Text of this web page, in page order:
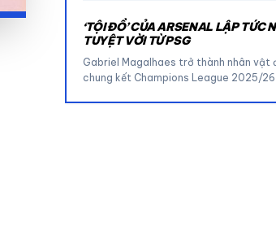
‘TỘI ĐỒ’ CỦA ARSENAL LẬP TỨC
TUYỆT VỜI TỪ PSG
Gabriel Magalhaes trở thành nhân vật
chung kết Champions League 2025/